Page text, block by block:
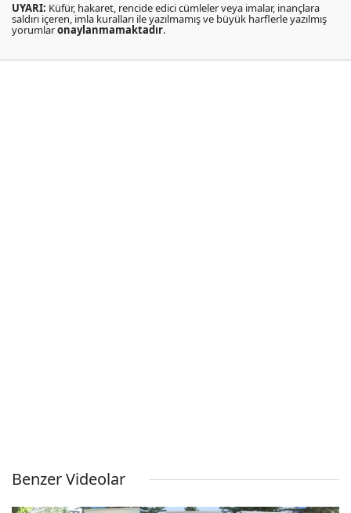
UYARI: Küfür, hakaret, rencide edici cümleler veya imalar, inançlara
saldırı içeren, imla kuralları ile yazılmamış ve büyük harflerle yazılmış
yorumlaronaylanmamaktadır.
Benzer Videolar